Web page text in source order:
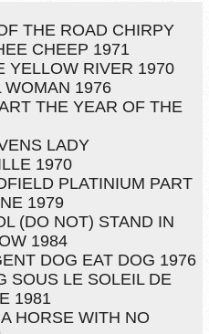
THE ROAD CHIRPY
CHEEP 1971
YELLOW RIVER 1970
WOMAN 1976
THE YEAR OF THE
LADY
1970
PLATINIUM PART
1979
(DO NOT) STAND IN
1984
DOG EAT DOG 1976
SOUS LE SOLEIL DE
1981
HORSE WITH NO